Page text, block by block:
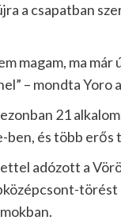
a csapatban
magam, ma
– mondta Yoro
21
ben, és több
adózott a